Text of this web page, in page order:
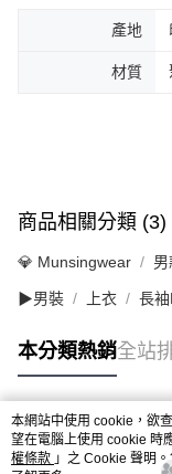
產地
材質
商品相關分類 (3)
💎 Munsingwear
▶男裝 上衣 長
本分類熱銷全站
熱門標籤
本網站中使用 cookie，欲
望在電腦上使用 cookie 時
權條款 」之 Cookie 聲明